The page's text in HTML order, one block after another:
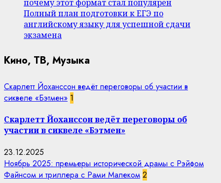
почему этот формат стал популярен
Полный план подготовки к ЕГЭ по
английскому языку для успешной сдачи
экзамена
Кино, ТВ, Музыка
Скарлетт Йоханссон ведёт переговоры об участии в
сиквеле «Бэтмен» 1
Скарлетт Йоханссон ведёт переговоры об
участии в сиквеле «Бэтмен»
23.12.2025
Ноябрь 2025: премьеры исторической драмы с Рэйфом
Файнсом и триллера с Рами Малеком 2